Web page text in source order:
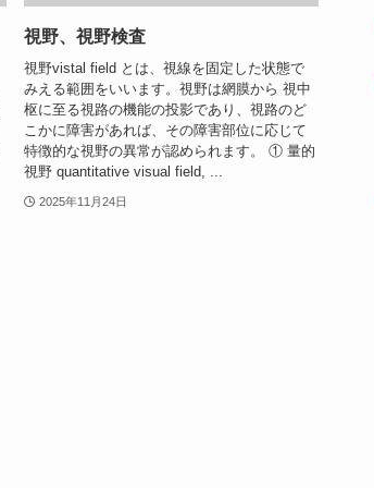
視野、視野検査
視野vistal field とは、視線を固定した状態で
みえる範囲をいいます。視野は網膜から 視中
枢に至る視路の機能の投影であり、視路のど
こかに障害があれば、その障害部位に応じて
特徴的な視野の異常が認められます。 ① 量的
視野 quantitative visual field, ...
2025年11月24日